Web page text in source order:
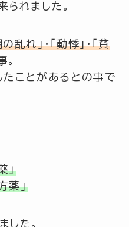
られました。
乱れ」・「動悸」・「貧
たことがあるとの事で
」
薬」
た。